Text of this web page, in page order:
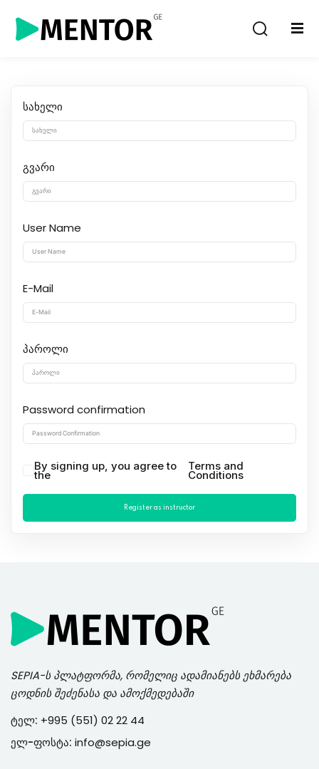
სახელი
გვარი
User Name
E-Mail
პაროლი
Password confirmation
By signing up, you agree to
the
Terms and
Conditions
Register as instructor
SEPIA-ს პლატფორმა, რომელიც ადამიანებს ეხმარება
ცოდნის შეძენასა და ამოქმედებაში
ტელ: +995 (551) 02 22 44
ელ-ფოსტა: info@sepia.ge
Sign in
Remember me Lost your password?